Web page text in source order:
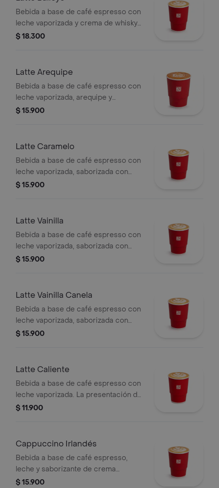
Bebida a base de café espresso con
leche vaporizada y crema de whisky
(Baileys). Este producto contiene
$ 18.300
Latte Arequipe
Bebida a base de café espresso con
leche vaporizada, arequipe y
saborizada con caramelo. La
minutos de haber sido preparado y/o
domicilio.
$ 15.900
Latte Caramelo
Bebida a base de café espresso con
leche vaporizada, saborizada con
caramelo.
$ 15.900
Latte Vainilla
Bebida a base de café espresso con
leche vaporizada, saborizada con
vainilla.
$ 15.900
Latte Vainilla Canela
Bebida a base de café espresso con
leche vaporizada, saborizada con
vainilla y canela.
$ 15.900
Latte Caliente
Bebida a base de café espresso con
leche vaporizada. La presentación del
producto puede variar
transporte para pedidos a domicilio.
$ 11.900
Cappuccino Irlandés
Bebida a base de café espresso,
leche y saborizante de crema
irlandesa. Este producto no tiene
$ 15.900